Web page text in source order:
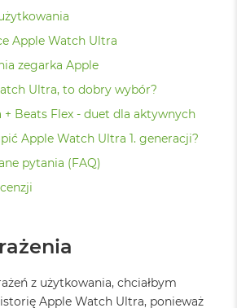
Apple Watch Ultra
zegarka Apple
Ultra, to dobry wybór?
Beats Flex - duet dla aktywnych
Apple Watch Ultra 1. generacji?
pytania (FAQ)
z użytkowania, chciałbym
Apple Watch Ultra, ponieważ